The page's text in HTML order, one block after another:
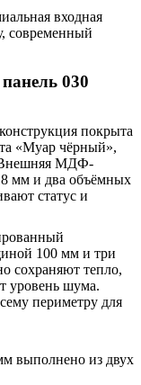
входная
современный
030
покрыта
«Муар чёрный»,
Внешняя МДФ-
мм и два объёмных
статус и
100 мм и три
сохраняют тепло,
уровень шума.
периметру для
выполнено из двух